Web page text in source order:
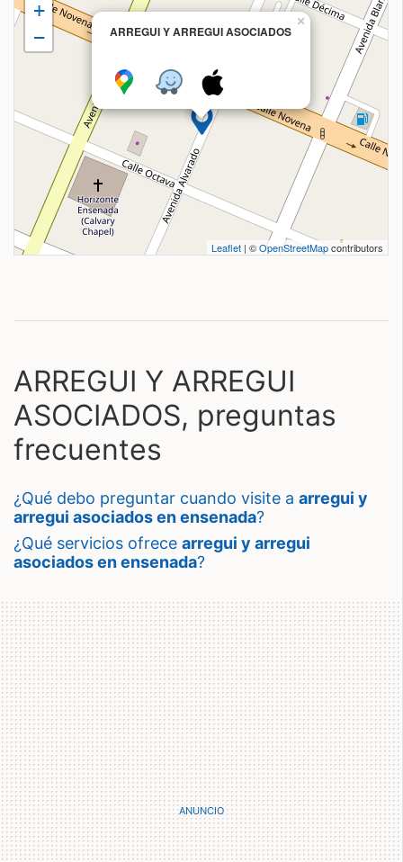
ARREGUI Y ARREGUI ASOCIADOS
×
+
−
Leaflet | ©OpenStreetMapcontributors
ARREGUI Y ARREGUI
ASOCIADOS, preguntas
frecuentes
¿qué debo preguntar cuando visite a arregui y
arregui asociados en ensenada?
¿qué servicios ofrece arregui y arregui
asociados en ensenada?